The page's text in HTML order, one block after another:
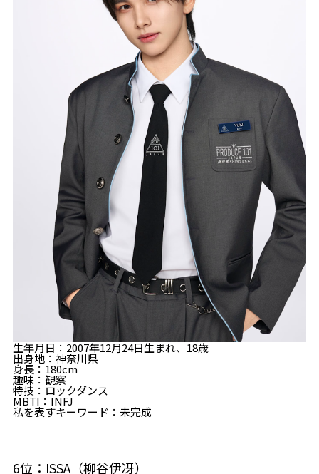
生年月日：2007年12月24日生まれ、18歳
出身地：神奈川県
身長：180cm
趣味：観察
特技：ロックダンス
MBTI：INFJ
私を表すキーワード：未完成
6位：ISSA（柳谷伊冴）